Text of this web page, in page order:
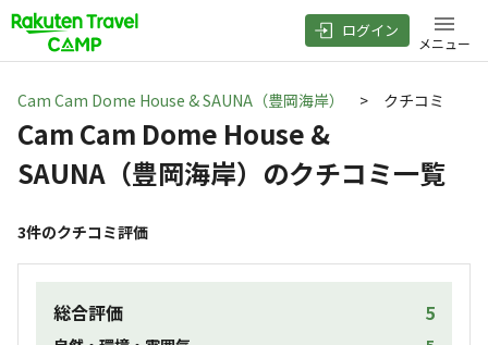
ログイン
メニュー
Cam Cam Dome House & SAUNA（豊岡海岸） > クチコミ
Cam Cam Dome House &
SAUNA（豊岡海岸） のクチコミ一覧
3件のクチコミ評価
総合評価 5